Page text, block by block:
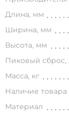
Длина, мм
Ширина, мм
Высота, мм
Пиковый сброс,
Масса, кг
Наличие товара
Материал